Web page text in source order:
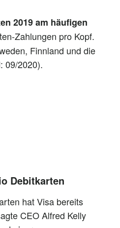
2019 am häufigen
Zahlungen pro Kopf.
Finnland und die
09/2020).
Debitkarten
hat Visa bereits
CEO Alfred Kelly